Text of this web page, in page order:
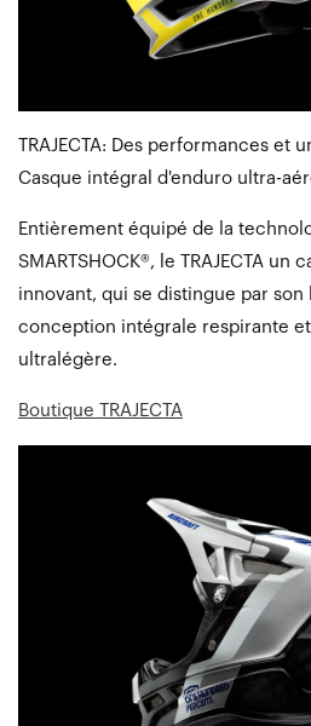
TRAJECTA: Des performances et
Casque intégral d'enduro ultra-
Entièrement équipé de la
SMARTSHOCK®, le TRAJECTA un
innovant, qui se distingue par son
conception intégrale respirante
ultralégère.
Boutique TRAJECTA